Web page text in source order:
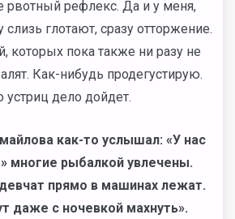
рвотный рефлекс. Да и у меня,
слизь глотают, сразу отторжение.
которых пока также ни разу не
Как-нибудь продегустирую.
устриц дело дойдет.
как-то услышал: «У нас
многие рыбалкой увлечены.
прямо в машинах лежат.
даже с ночевкой махнуть».